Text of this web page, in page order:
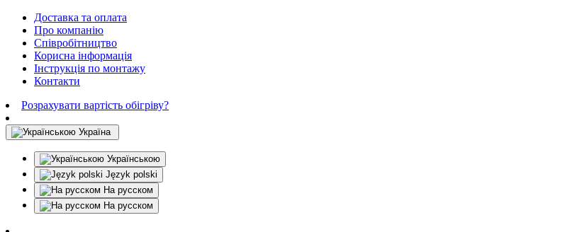
Доставка та оплата
Про компанію
Співробітництво
Корисна інформація
Інструкція по монтажу
Контакти
Розрахувати вартість обігріву?
Україна
Українською
Język polski
На русском
На русском